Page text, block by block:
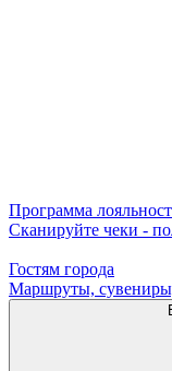
Программа
Сканируйте чеки -
Гостям города
Маршруты, сувениры,